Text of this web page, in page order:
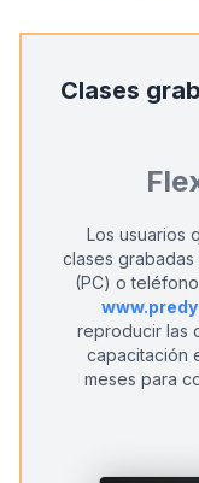
Clases
Los usuarios
clases
(PC) o
reproducir las
capacitación
meses para